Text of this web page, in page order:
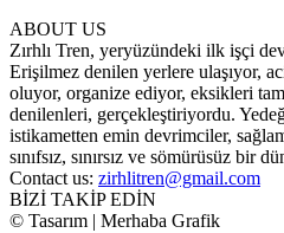
ABOUT US
Zırhlı Tren, yeryüzündeki ilk işçi
Erişilmez denilen yerlere ulaşıyor,
oluyor, organize ediyor, eksikleri
denilenleri, gerçekleştiriyordu.
istikametten emin devrimciler,
sınıfsız, sınırsız ve sömürüsüz bir
Contact us: zirhlitren@gmail.com
BİZİ TAKİP EDİN
© Tasarım | Merhaba Grafik